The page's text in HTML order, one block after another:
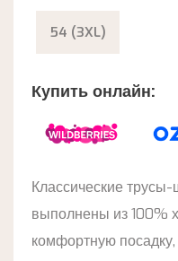
54 (3XL)
Купить онлайн:
Классические
выполнены из 100%
комфортную посадку,